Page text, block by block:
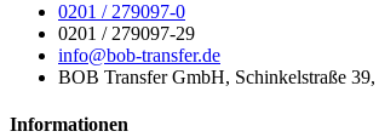
0201 / 279097-0
0201 / 279097-29
info@bob-transfer.de
BOB Transfer GmbH, Schinkelstraße 39,
Informationen